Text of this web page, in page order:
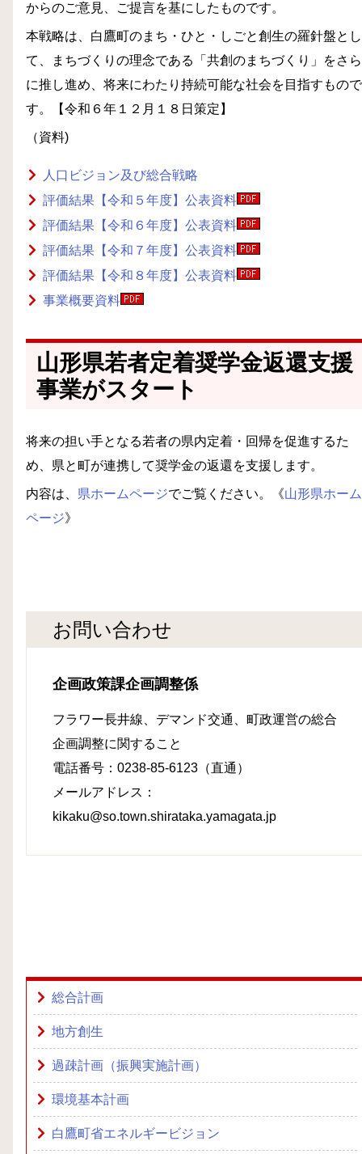
からのご意見、ご提言を基にしたものです。
本戦略は、白鷹町のまち・ひと・しごと創生の羅針盤とし
て、まちづくりの理念である「共創のまちづくり」をさら
に推し進め、将来にわたり持続可能な社会を目指すもので
す。【令和６年１２月１８日策定】
（資料)
人口ビジョン及び総合戦略
評価結果【令和５年度】公表資料
評価結果【令和６年度】公表資料
評価結果【令和７年度】公表資料
評価結果【令和８年度】公表資料
事業概要資料
山形県若者定着奨学金返還支援
事業がスタート
将来の担い手となる若者の県内定着・回帰を促進するた
め、県と町が連携して奨学金の返還を支援します。
内容は、 県ホームページでご覧ください。《山形県ホーム
ページ》
お問い合わせ
企画政策課企画調整係
フラワー長井線、デマンド交通、町政運営の総合
企画調整に関すること
電話番号：0238-85-6123（直通）
メールアドレス：
kikaku@so.town.shirataka.yamagata.jp
総合計画
地方創生
過疎計画（振興実施計画）
環境基本計画
白鷹町省エネルギービジョン